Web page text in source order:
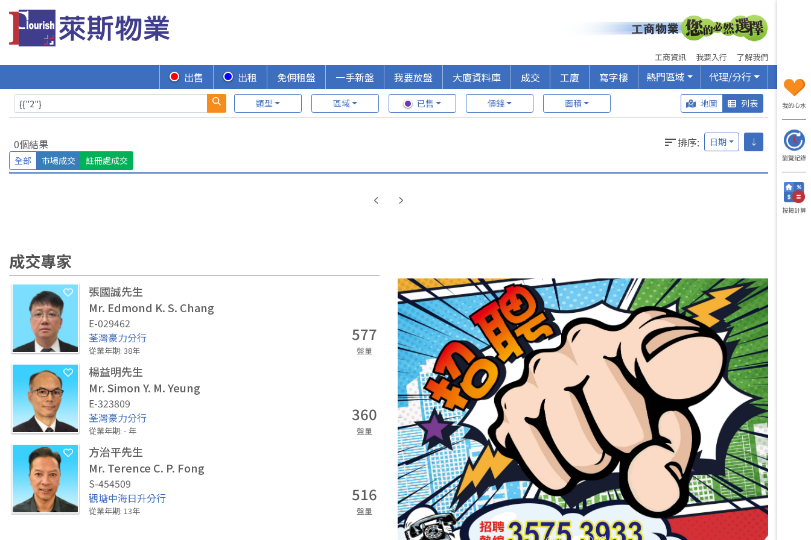
工商資訊 我要入行 了解我們
出售 出租 免佣租盤 一手新盤 我要放盤 大廈資料庫 成交 工廈 寫字樓 熱門區域 代理/分行
類型 區域 已售 價錢 面積 地圖 列表
0個結果 排序: 日期
↓
全部
市場成交 註冊處成交
成交專家
張國誠先生
Mr. Edmond K. S. Chang
E-029462
荃灣豪力分行
從業年期: 38年
577
盤量
楊益明先生
Mr. Simon Y. M. Yeung
E-323809
荃灣豪力分行
從業年期: - 年
360
盤量
方治平先生
Mr. Terence C. P. Fong
S-454509
觀塘中海日升分行
從業年期: 13年
516
盤量
我的心水
瀏覽紀錄
按揭計算